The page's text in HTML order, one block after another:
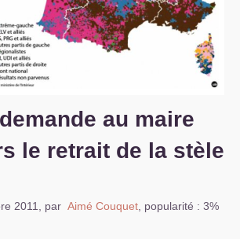
au maire
le retrait de la stèle
2011 par Aimé Couquet popularité : 3%